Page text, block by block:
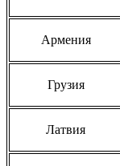
Армения
Грузия
Латвия